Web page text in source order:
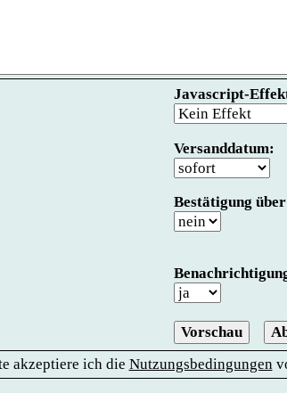
Javascript-
Versanddatum:
Bestätigung
akzeptiere ich die Nutzungsbedingungen